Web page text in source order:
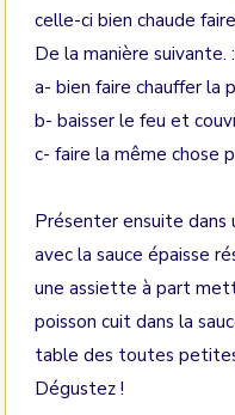
celle-ci bien chaude
De la manière suivante. :
a- bien faire chauffer la
b- baisser le feu et
c- faire la même chose
Présenter ensuite dans
avec la sauce épaisse
une assiette à part
poisson cuit dans la
table des toutes
Dégustez !